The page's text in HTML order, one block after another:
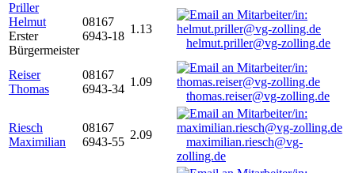
Priller
Helmut
Erster
Bürgermeister
08167
6943-18
1.13
helmut.priller@vg-zolling.de
Reiser
Thomas
08167
6943-34
1.09
thomas.reiser@vg-zolling.de
Riesch
Maximilian
08167
6943-55
2.09
maximilian.riesch@vg-
zolling.de